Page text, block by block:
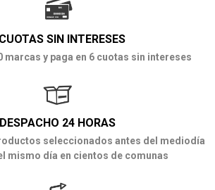
SIN INTERESES
marcas y paga en 6 cuotas sin intereses
DESPACHO 24 HORAS
seleccionados antes del mediodía
mismo día en cientos de comunas